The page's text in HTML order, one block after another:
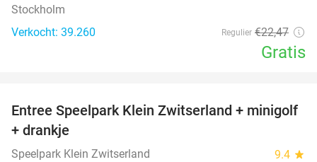
Stockholm
Verkocht: 39.260
Regulier €22,47
Gratis
38%
Entree Speelpark Klein Zwitserland + minigolf
+ drankje
Speelpark Klein Zwitserland 9.4 star